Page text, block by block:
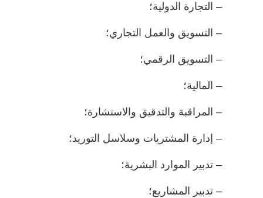
– التجارة الدولية؛
– التسويق والعمل التجاري؛
– التسويق الرقمي؛
– المالية؛
– المراقبة والتدقيق والاستشارة؛
– إدارة المشتريات وسلاسل التوريد؛
– تدبير الموارد البشرية؛
– تدبير المشاريع؛